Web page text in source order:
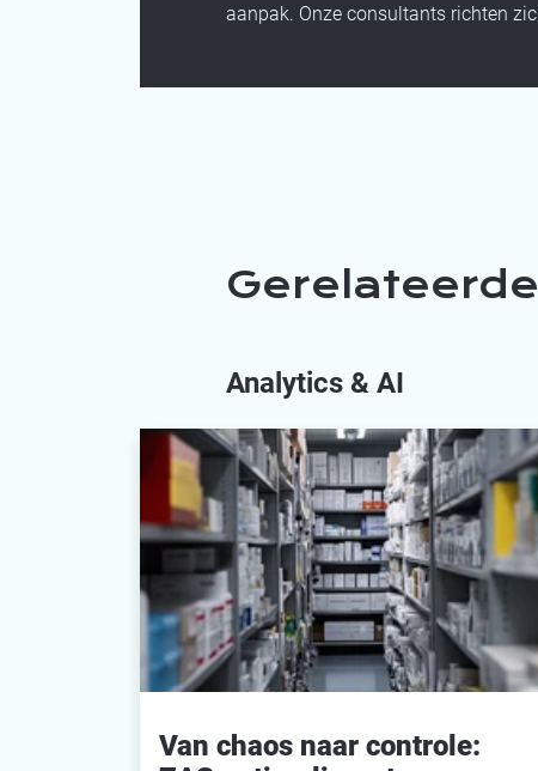
aanpak. Onze consultants richten
Analytics & AI
Van chaos naar controle: